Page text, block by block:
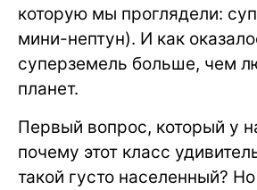
которую мы проглядели:
мини-нептун). И как
суперземель больше, чем
планет.
Первый вопрос, который у
почему этот класс
такой густо населенный?